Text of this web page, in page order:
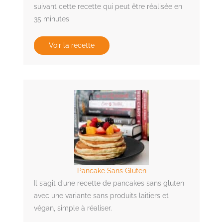
suivant cette recette qui peut être réalisée en
35 minutes
Voir la recette
Pancake Sans Gluten
Il s’agit d’une recette de pancakes sans gluten
avec une variante sans produits laitiers et
végan, simple à réaliser.